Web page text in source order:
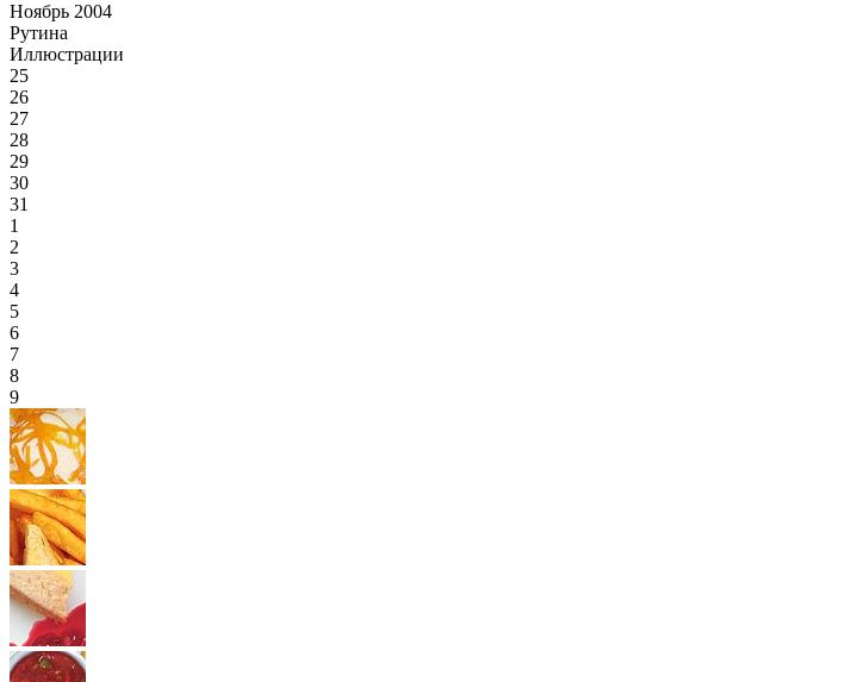
Ноябрь 2004
Рутина
Иллюстрации
25
26
27
28
29
30
31
1
2
3
4
5
6
7
8
9